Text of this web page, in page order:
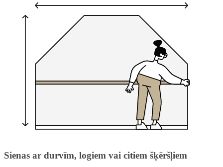
Sienas ar durvīm, logiem vai citiem šķēršļiem